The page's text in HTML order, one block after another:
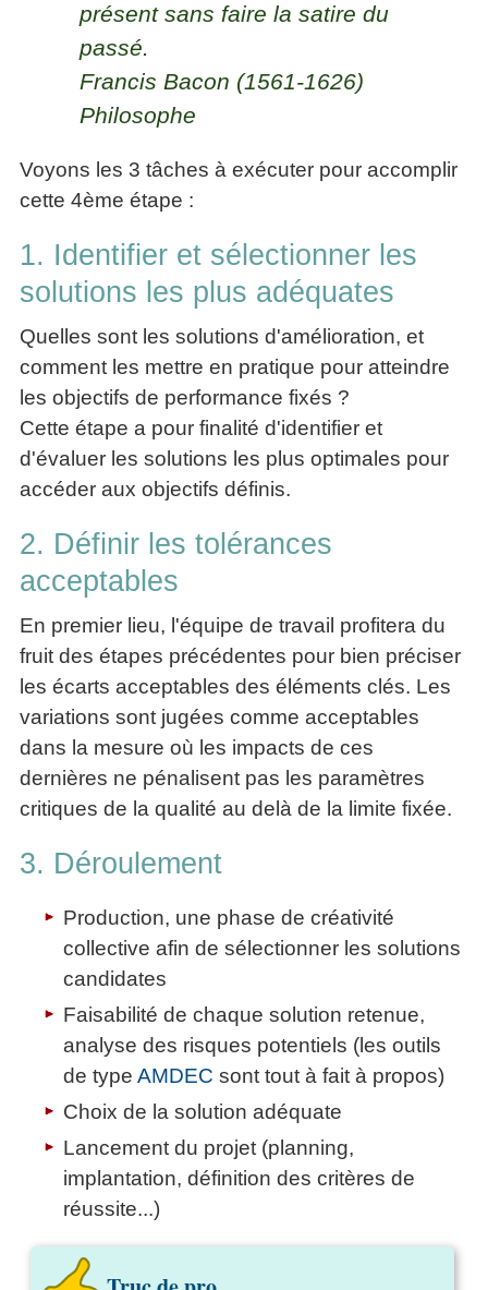
présent sans faire la satire du
passé.
Francis Bacon (1561-1626)
Philosophe
Voyons les 3 tâches à exécuter pour accomplir
cette 4ème étape :
1. Identifier et sélectionner les
solutions les plus adéquates
Quelles sont les solutions d'amélioration, et
comment les mettre en pratique pour atteindre
les objectifs de performance fixés ?
Cette étape a pour finalité d'identifier et
d'évaluer les solutions les plus optimales pour
accéder aux objectifs définis.
2. Définir les tolérances
acceptables
En premier lieu, l'équipe de travail profitera du
fruit des étapes précédentes pour bien préciser
les écarts acceptables des éléments clés. Les
variations sont jugées comme acceptables
dans la mesure où les impacts de ces
dernières ne pénalisent pas les paramètres
critiques de la qualité au delà de la limite fixée.
3. Déroulement
Production, une phase de créativité
collective afin de sélectionner les solutions
candidates
Faisabilité de chaque solution retenue,
analyse des risques potentiels (les outils
de type AMDEC sont tout à fait à propos)
Choix de la solution adéquate
Lancement du projet (planning,
implantation, définition des critères de
réussite...)